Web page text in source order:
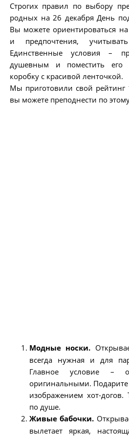
Строгих правил по выбору
родных на 26 декабря День
Вы можете ориентироваться
и предпочтения,
Единственные условия –
душевным и поместить его
коробку с красивой ленточкой.
Мы приготовили свой рейтинг
вы можете преподнести по
Модные носки.
всегда нужная и для
Главное условие –
оригинальными.
изображением хот-догов.
по душе.
Живые бабочки.
вылетает яркая,